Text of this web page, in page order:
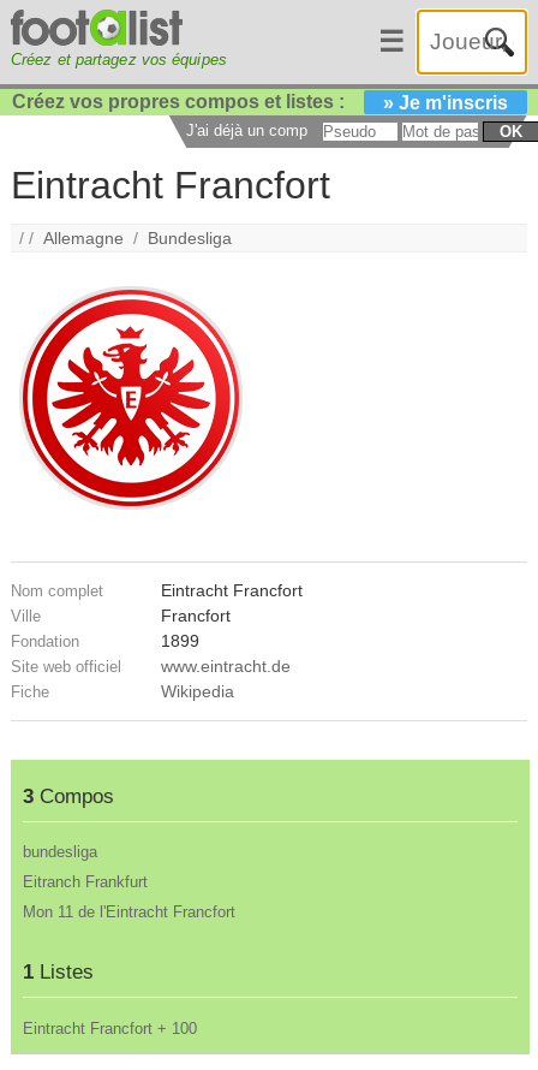
Créez et partagez vos équipes
☰
Créez vos propres compos et listes : » Je m'inscris
J'ai déjà un compte : OK
Eintracht Francfort
/ /Allemagne / Bundesliga
Nom complet Eintracht Francfort
Ville Francfort
Fondation 1899
Site web officiel www.eintracht.de
Fiche Wikipedia
3Compos
bundesliga
Eitranch Frankfurt
Mon 11 de l'Eintracht Francfort
1Listes
Eintracht Francfort + 100